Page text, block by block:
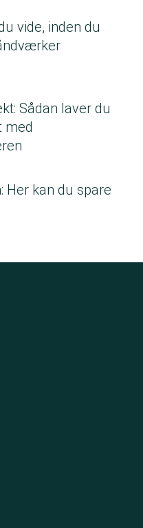
vide, inden du
Sådan laver du
med
Her kan du spare